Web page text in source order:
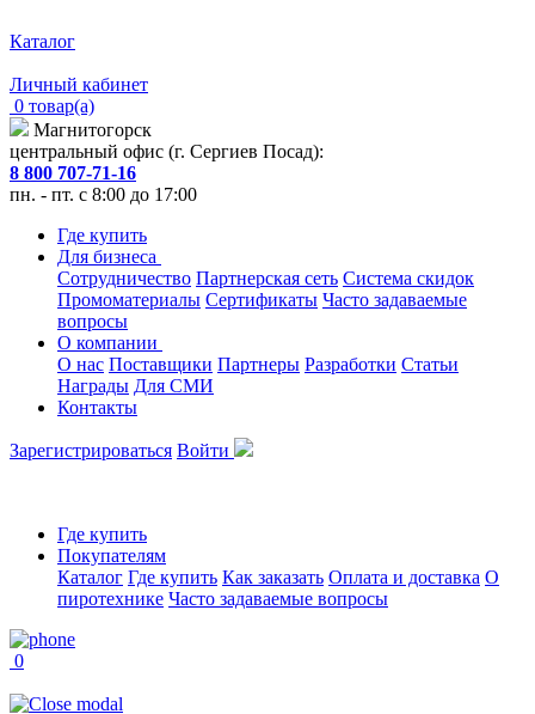
Каталог
Личный кабинет
0 товар(а)
Магнитогорск
центральный офис (г. Сергиев Посад):
8 800 707-71-16
пн. - пт. с 8:00 до 17:00
Где купить
Для бизнеса
Сотрудничество Партнерская сеть Система скидок
Промоматериалы Сертификаты Часто задаваемые
вопросы
О компании
О нас Поставщики Партнеры Разработки Статьи
Награды Для СМИ
Контакты
Зарегистрироваться Войти
Где купить
Покупателям
Каталог Где купить Как заказать Оплата и доставка О
пиротехнике Часто задаваемые вопросы
0